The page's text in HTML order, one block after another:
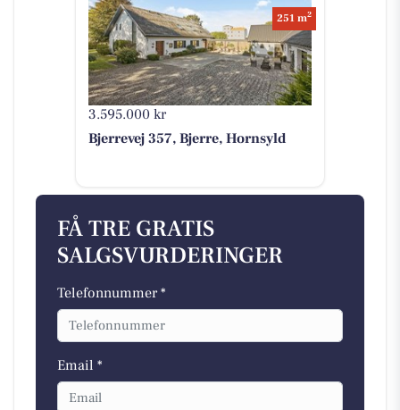
3.595.000 kr
251 m2
Bjerrevej 357, Bjerre, Hornsyld
FÅ TRE GRATIS
SALGSVURDERINGER
Telefonnummer *
Email *